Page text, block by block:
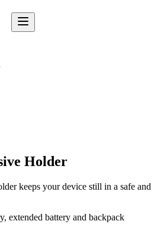
Holder
keeps your device still in a safe and
extended battery and backpack